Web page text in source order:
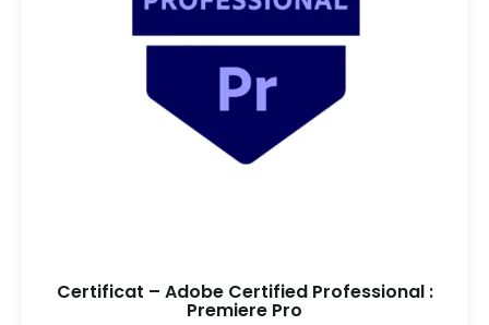
Certificat – Adobe Certified Professional :
Premiere Pro